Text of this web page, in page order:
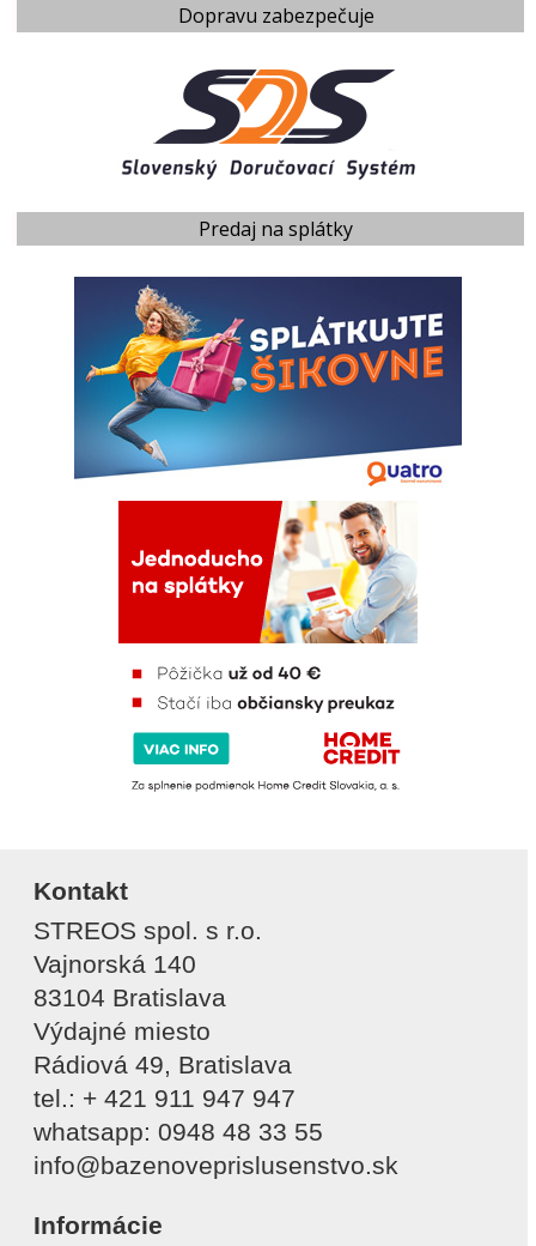
Dopravu zabezpečuje
Predaj na splátky
Kontakt
STREOS spol. s r.o.
Vajnorská 140
83104 Bratislava
Výdajné miesto
Rádiová 49, Bratislava
tel.: + 421 911 947 947
whatsapp: 0948 48 33 55
info@bazenoveprislusenstvo.sk
Informácie